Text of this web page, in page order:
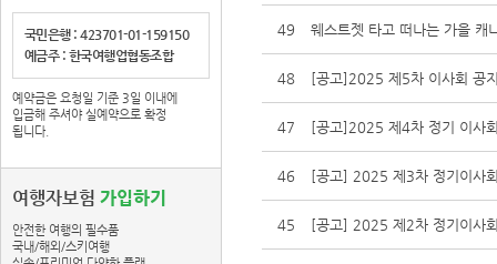
국민은행 : 423701-01-159150
예금주 : 한국여행업협동조합
예약금은 요청일 기준 3일 이내에
입금해 주셔야 실예약으로 확정
됩니다.
여행자보험 가입하기
안전한 여행의 필수품
국내/해외/스키여행
49 웨스트젯 타고 떠나는 가을 캐
48 [공고]2025 제5차 이사회 공
47 [공고]2025 제4차 정기 이사
46 [공고] 2025 제3차 정기이사
45 [공고] 2025 제2차 정기이사